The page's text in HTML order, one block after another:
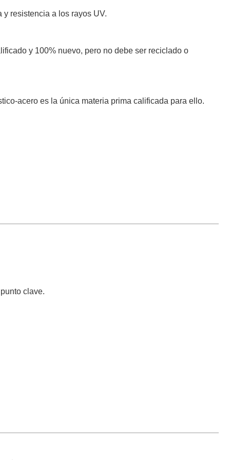
resistencia a los rayos UV.
y 100% nuevo, pero no debe ser reciclado o
acero es la única materia prima calificada para ello.
clave.